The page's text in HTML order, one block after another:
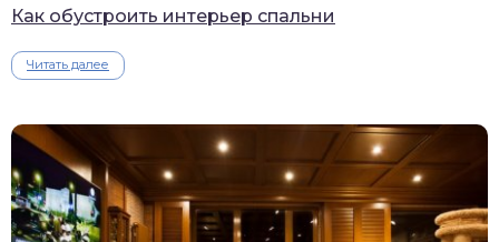
Как обустроить интерьер спальни
Читать далее